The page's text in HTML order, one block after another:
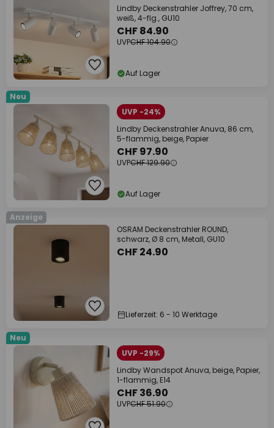
Lindby Deckenstrahler Joffrey, 70 cm,
weiß, 4-flg., GU10
CHF 84.90
UVPCHF 104.90
Auf Lager
Neu
UVP -24%
Lindby Deckenstrahler Anuva, 86 cm,
5-flammig, beige, Papier
CHF 97.90
UVPCHF 129.90
Auf Lager
Anzeige
OSRAM Deckenstrahler ROUND,
schwarz, Ø 8 cm, Metall, GU10
CHF 24.90
Lieferzeit: 6 - 10 Werktage
Neu
UVP -29%
Lindby Wandspot Anuva, beige, Papier,
1-flammig, E14
CHF 36.90
UVPCHF 51.90